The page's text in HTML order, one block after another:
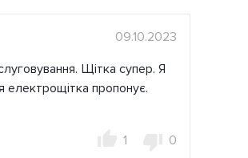
09.10.2023
Щітка супер. Я
електрощітка пропонує.
1 0